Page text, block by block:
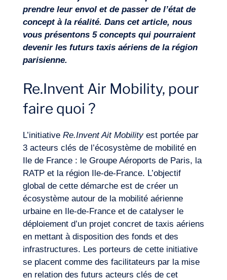
Expertises
prendre leur envol et de passer de l’état de
concept à la réalité. Dans cet article, nous
vous présentons 5 concepts qui pourraient
devenir les futurs taxis aériens de la région
parisienne.
Re.Invent Air Mobility, pour
faire quoi ?
L’initiative Re.Invent Ait Mobilityest portée par
3 acteurs clés de l’écosystème de mobilité en
Ile de France : le Groupe Aéroports de Paris, la
RATP et la région Ile-de-France. L’objectif
global de cette démarche est de créer un
écosystème autour de la mobilité aérienne
urbaine en Ile-de-France et de catalyser le
déploiement d’un projet concret de taxis aériens
en mettant à disposition des fonds et des
infrastructures. Les porteurs de cette initiative
se placent comme des facilitateurs par la mise
en relation des futurs acteurs clés de cet